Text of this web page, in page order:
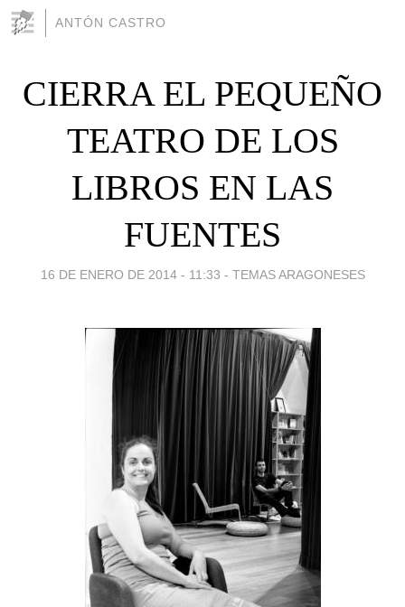
ANTÓN CASTRO
CIERRA EL PEQUEÑO
TEATRO DE LOS
LIBROS EN LAS
FUENTES
16 DE ENERO DE 2014 - 11:33 - TEMAS ARAGONESES